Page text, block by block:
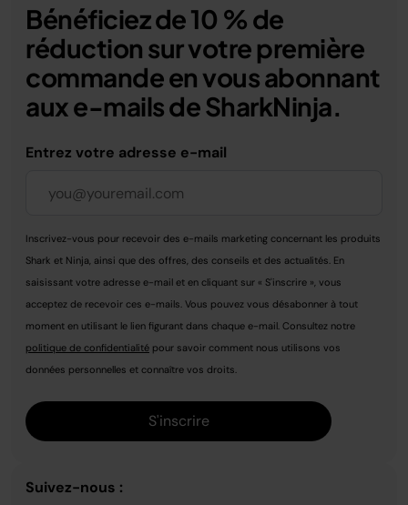
Bénéficiez de 10 % de
réduction sur votre première
commande en vous abonnant
aux e-mails de SharkNinja.
Entrez votre adresse e-mail
Inscrivez-vous pour recevoir des e-mails marketing concernant les produits
Shark et Ninja, ainsi que des offres, des conseils et des actualités. En
saisissant votre adresse e-mail et en cliquant sur « S'inscrire », vous
acceptez de recevoir ces e-mails. Vous pouvez vous désabonner à tout
moment en utilisant le lien figurant dans chaque e-mail. Consultez notre
politique de confidentialité pour savoir comment nous utilisons vos
données personnelles et connaître vos droits.
S'inscrire
Suivez-nous :